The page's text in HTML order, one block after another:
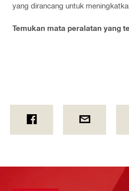
yang dirancang untuk
Temukan mata peralatan yang